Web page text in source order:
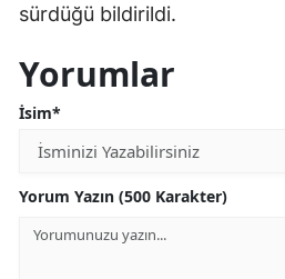
sürdüğü bildirildi.
Yorumlar
İsim*
Yorum Yazın (500 Karakter)